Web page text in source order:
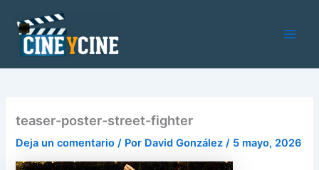
contenido
teaser-poster-street-fighter
Deja un comentario / Por David González/ 5 mayo, 2026